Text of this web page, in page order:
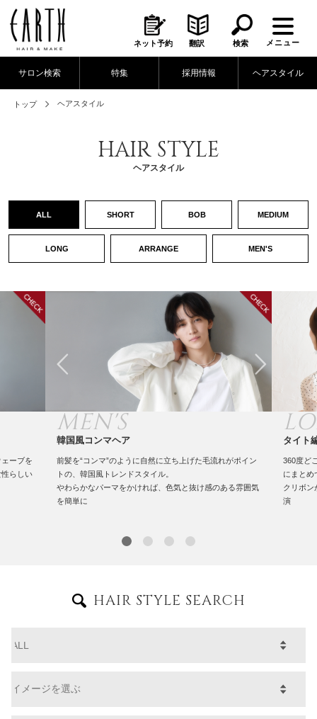
ネット予約 翻訳 検索 メニュー
サロン検索 特集 採用情報 ヘアスタイル
トップ ヘアスタイル
HAIR STYLE
ヘアスタイル
ALL SHORT BOB MEDIUM
LONG ARRANGE MEN'S
ーブを
らしい
MEN'S
韓国風コンマヘア
前髪を“コンマ”のように自然に立ち上げた毛流れがポイン
トの、韓国風トレンドスタイル。
やわらかなパーマをかければ、色気と抜け感のある雰囲気
を簡単に
タイト
360度ど
にまとめ
クリボン
演
HAIR STYLE SEARCH